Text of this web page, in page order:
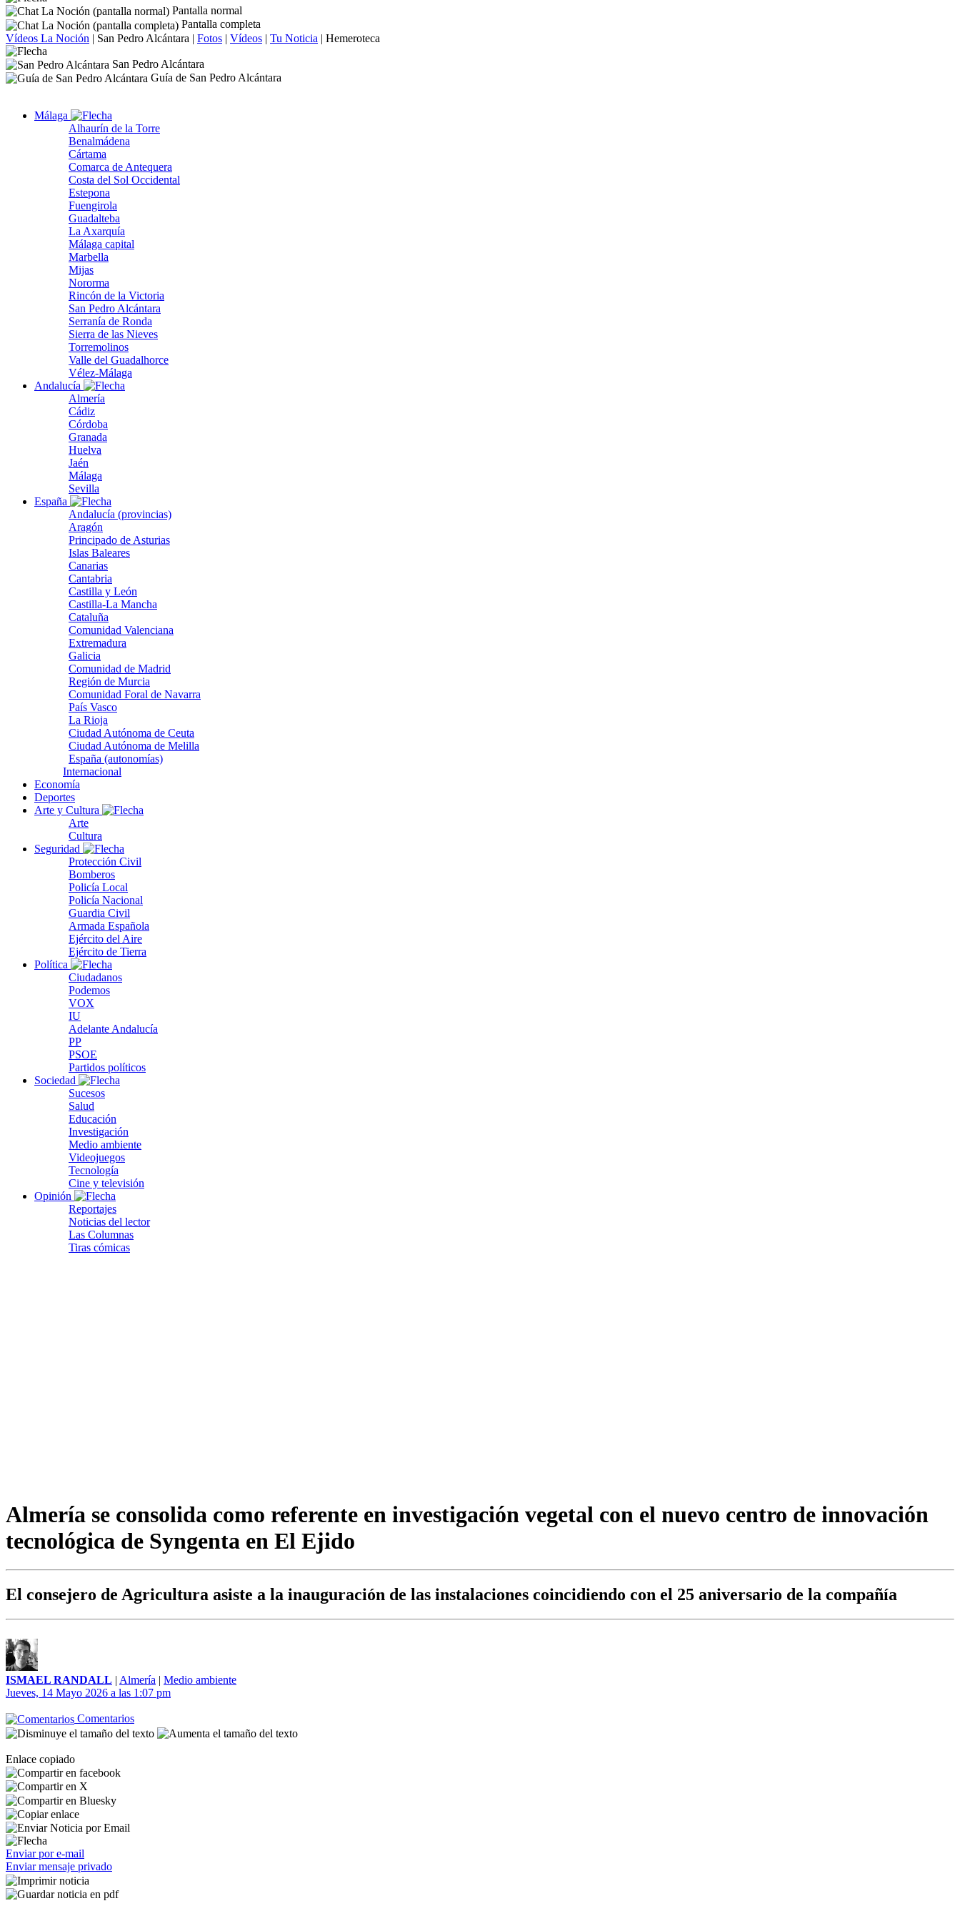
Pantalla normal
Pantalla completa
Vídeos La Noción | San Pedro Alcántara | Fotos | Vídeos | Tu Noticia | Hemeroteca
San Pedro Alcántara
Guía de San Pedro Alcántara
Málaga
Alhaurín de la Torre
Benalmádena
Cártama
Comarca de Antequera
Costa del Sol Occidental
Estepona
Fuengirola
Guadalteba
La Axarquía
Málaga capital
Marbella
Mijas
Nororma
Rincón de la Victoria
San Pedro Alcántara
Serranía de Ronda
Sierra de las Nieves
Torremolinos
Valle del Guadalhorce
Vélez-Málaga
Andalucía
Almería
Cádiz
Córdoba
Granada
Huelva
Jaén
Málaga
Sevilla
España
Andalucía (provincias)
Aragón
Principado de Asturias
Islas Baleares
Canarias
Cantabria
Castilla y León
Castilla-La Mancha
Cataluña
Comunidad Valenciana
Extremadura
Galicia
Comunidad de Madrid
Región de Murcia
Comunidad Foral de Navarra
País Vasco
La Rioja
Ciudad Autónoma de Ceuta
Ciudad Autónoma de Melilla
España (autonomías)
Internacional
Economía
Deportes
Arte y Cultura
Arte
Cultura
Seguridad
Protección Civil
Bomberos
Policía Local
Policía Nacional
Guardia Civil
Armada Española
Ejército del Aire
Ejército de Tierra
Política
Ciudadanos
Podemos
VOX
IU
Adelante Andalucía
PP
PSOE
Partidos políticos
Sociedad
Sucesos
Salud
Educación
Investigación
Medio ambiente
Videojuegos
Tecnología
Cine y televisión
Opinión
Reportajes
Noticias del lector
Las Columnas
Tiras cómicas
Almería se consolida como referente en investigación vegetal con el nuevo centro de innovación
tecnológica de Syngenta en El Ejido
El consejero de Agricultura asiste a la inauguración de las instalaciones coincidiendo con el 25 aniversario de la compañía
ISMAEL RANDALL | Almería | Medio ambiente
Jueves, 14 Mayo 2026 a las 1:07 pm
Comentarios
Enlace copiado
Enviar por e-mail
Enviar mensaje privado